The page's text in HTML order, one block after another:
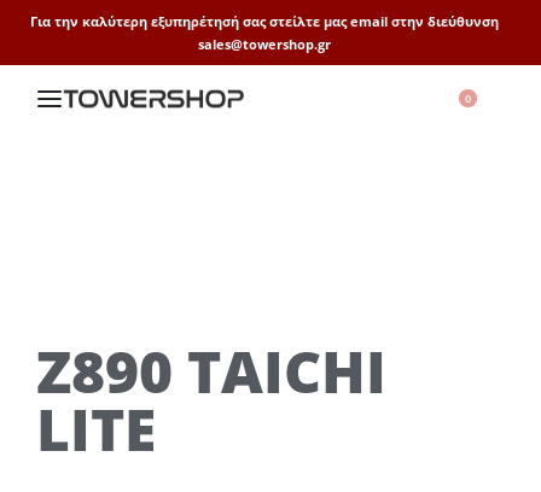
Για την καλύτερη εξυπηρέτησή σας στείλτε μας email στην διεύθυνση
sales@towershop.gr
0
Z890 TAICHI
LITE